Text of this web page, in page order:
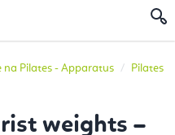
na Pilates - Apparatus
Pilates
weights –